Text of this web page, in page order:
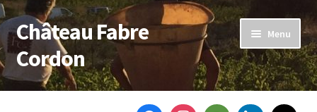
Aller
à
la
navigation
Aller
au
contenu
Château Fabre
Cordon
Menu
Accueil